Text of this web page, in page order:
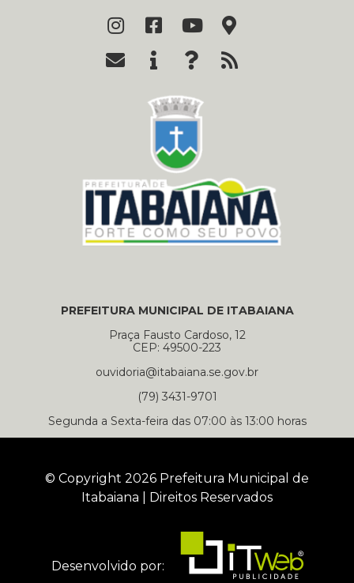
PREFEITURA MUNICIPAL DE ITABAIANA
Praça Fausto Cardoso, 12
CEP: 49500-223
ouvidoria@itabaiana.se.gov.br
(79) 3431-9701
Segunda a Sexta-feira das 07:00 às 13:00 horas
© Copyright 2026 Prefeitura Municipal de
Itabaiana | Direitos Reservados
Desenvolvido por: